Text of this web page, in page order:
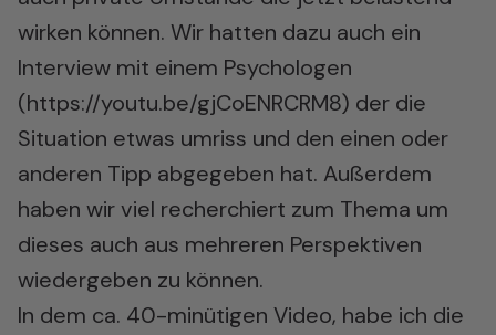
wirken können. Wir hatten dazu auch ein
Interview mit einem Psychologen
(https://youtu.be/gjCoENRCRM8) der die
Situation etwas umriss und den einen oder
anderen Tipp abgegeben hat. Außerdem
haben wir viel recherchiert zum Thema um
dieses auch aus mehreren Perspektiven
wiedergeben zu können.
In dem ca. 40-minütigen Video, habe ich die